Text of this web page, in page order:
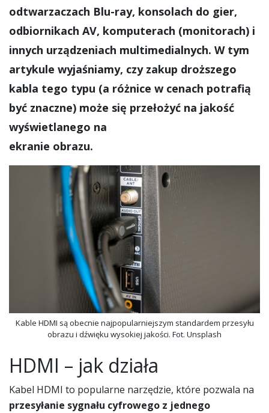
odtwarzaczach Blu-ray, konsolach do gier,
odbiornikach AV, komputerach (monitorach) i
innych urządzeniach multimedialnych. W tym
artykule wyjaśniamy, czy zakup droższego
kabla tego typu (a różnice w cenach potrafią
być znaczne) może się przełożyć na jakość
wyświetlanego na
ekranie obrazu.
Kable HDMI są obecnie najpopularniejszym standardem przesyłu
obrazu i dźwięku wysokiej jakości. Fot. Unsplash
HDMI – jak działa
Kabel HDMI to popularne narzędzie, które pozwala na
przesyłanie sygnału cyfrowego z jednego